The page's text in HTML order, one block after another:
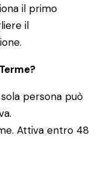
il primo
il
persona può
Attiva entro 48